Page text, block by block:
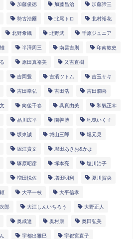
加藤俊徳 加藤昌治 加藤諦三
勢古浩爾 北尾トロ 北村裕花
北野希織 北野武 千原ジュニア
半澤周三 南雲吉則 印南敦史
原田真裕美 又吉直樹
吉岡豊 吉濱ツトム 吉玉サキ
吉田幸弘 吉田浩 吉田潤喜
向後千春 呉真由美 和氣正幸
品川広平 園善博 地曳いく子
坂東誠 城山三郎 堀元見
堀江貴文 堀田あきお&かよ
塚原昭彦 塚本亮 塩川治子
増田悦佐 増田明利 夏川賀央
大平一枝 大平信孝
郎 大江しんいちろう 大野正人
奥成達 奥村康 奥田弘美
宇都出雅巳 宇都宮直子